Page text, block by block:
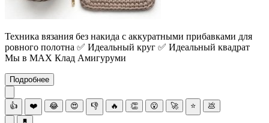
Техника вязания без накида с аккуратными прибавками для
ровного полотна ✅ Идеальный круг ✅ Идеальный квадрат
Мы в MAX Клад Амигуруми
Подробнее
👍 ❤️ 😂 😍 👎 🔥 👏 😮 🚀 ⭐ 💩